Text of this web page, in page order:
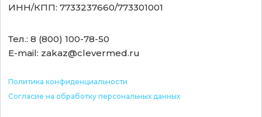
ИНН/КПП: 7733237660/773301001
Тел.: 8 (800) 100-78-50
E-mail: zakaz@clevermed.ru
Политика конфиденциальности
Согласие на обработку персональных данных